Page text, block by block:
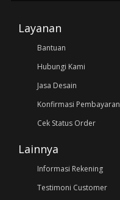
Layanan
Bantuan
Hubungi Kami
Jasa Desain
Konfirmasi Pembayaran
Cek Status Order
Lainnya
Informasi Rekening
Testimoni Customer